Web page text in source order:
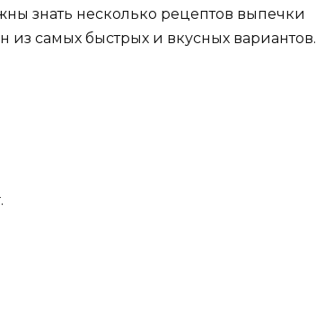
знать несколько рецептов выпечки
самых быстрых и вкусных вариантов.